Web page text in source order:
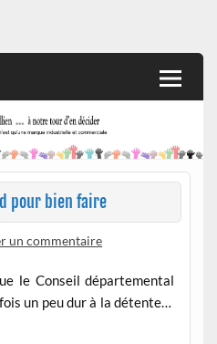
pour bien faire
un commentaire
le Conseil départemental
un peu dur à la détente…